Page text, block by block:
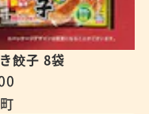
餃子 8袋